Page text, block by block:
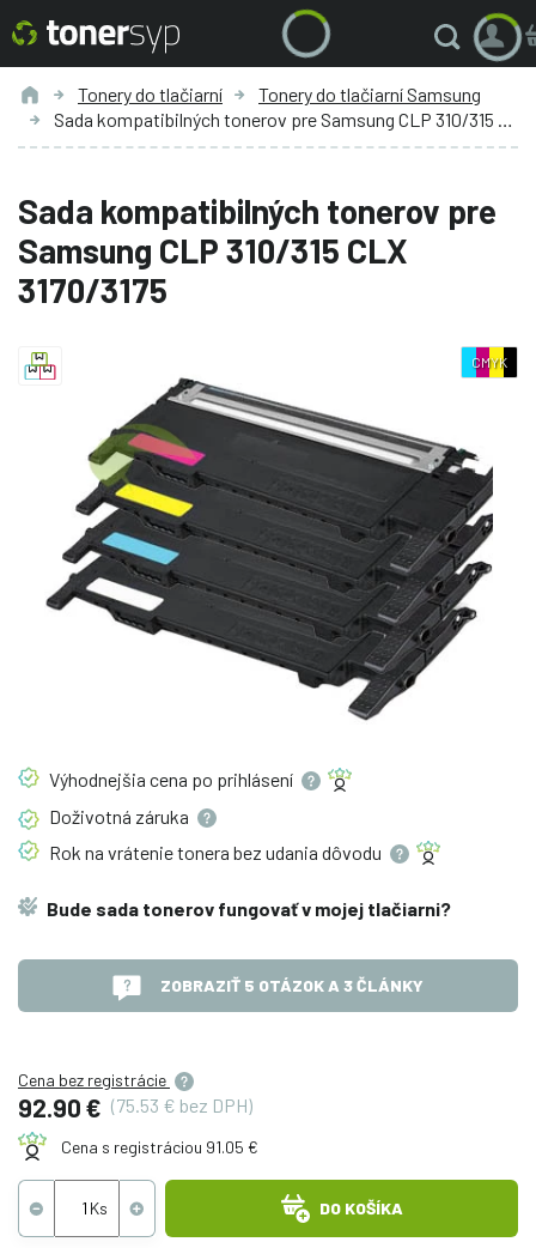
Tonery do tlačiarní
Tonery do tlačiarní Samsung
Sada kompatibilných tonerov pre Samsung CLP 310/315 CLX 3170/3175
Sada kompatibilných tonerov pre
Samsung CLP 310/315 CLX
3170/3175
CMYK
Výhodnejšia cena po prihlásení
Doživotná záruka
Rok na vrátenie tonera bez udania dôvodu
Bude sada tonerov fungovať v mojej tlačiarni?
ZOBRAZIŤ 5 OTÁZOK A 3 ČLÁNKY
Cena bez registrácie
92.90 € (75.53 € bez DPH)
Cena s registráciou 91.05 €
DO KOŠÍKA